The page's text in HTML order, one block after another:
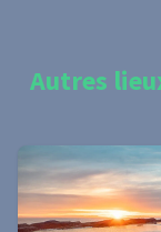
Autres